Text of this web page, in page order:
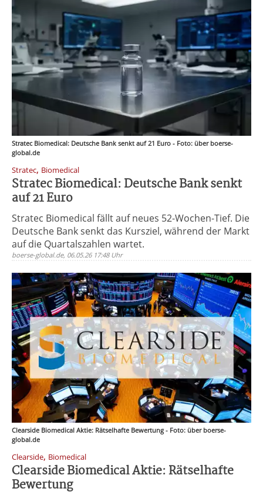
Stratec Biomedical: Deutsche Bank senkt auf 21 Euro - Foto: über boerse-
global.de
Stratec, Biomedical
Stratec Biomedical: Deutsche Bank senkt
auf 21 Euro
Stratec Biomedical fällt auf neues 52-Wochen-Tief. Die
Deutsche Bank senkt das Kursziel, während der Markt
auf die Quartalszahlen wartet.
boerse-global.de, 06.05.26 17:48 Uhr
Clearside Biomedical Aktie: Rätselhafte Bewertung - Foto: über boerse-
global.de
Clearside, Biomedical
Clearside Biomedical Aktie: Rätselhafte
Bewertung